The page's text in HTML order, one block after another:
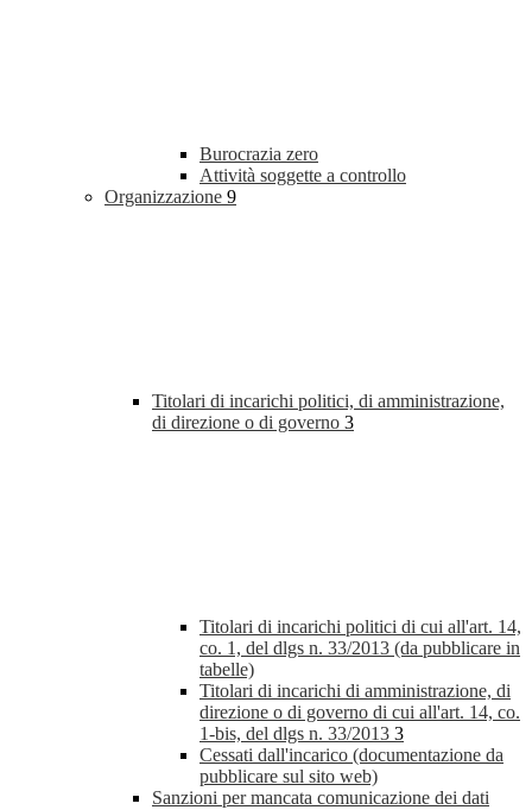
Burocrazia zero
Attività soggette a controllo
Organizzazione 9
Titolari di incarichi politici, di amministrazione,
di direzione o di governo 3
Titolari di incarichi politici di cui all'art. 14,
co. 1, del dlgs n. 33/2013 (da pubblicare in
tabelle)
Titolari di incarichi di amministrazione, di
direzione o di governo di cui all'art. 14, co.
1-bis, del dlgs n. 33/2013 3
Cessati dall'incarico (documentazione da
pubblicare sul sito web)
Sanzioni per mancata comunicazione dei dati